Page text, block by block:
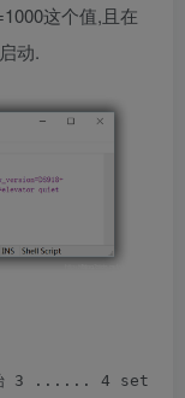
这个值,且在
动.
3 ...... 4 set